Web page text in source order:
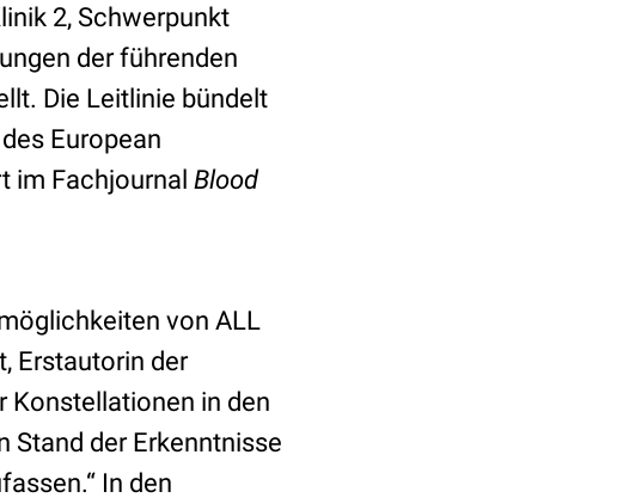
2, Schwerpunkt
der führenden
Die Leitlinie bündelt
European
im Fachjournal Blood
von ALL
Erstautorin der
Konstellationen in den
Stand der Erkenntnisse
In den